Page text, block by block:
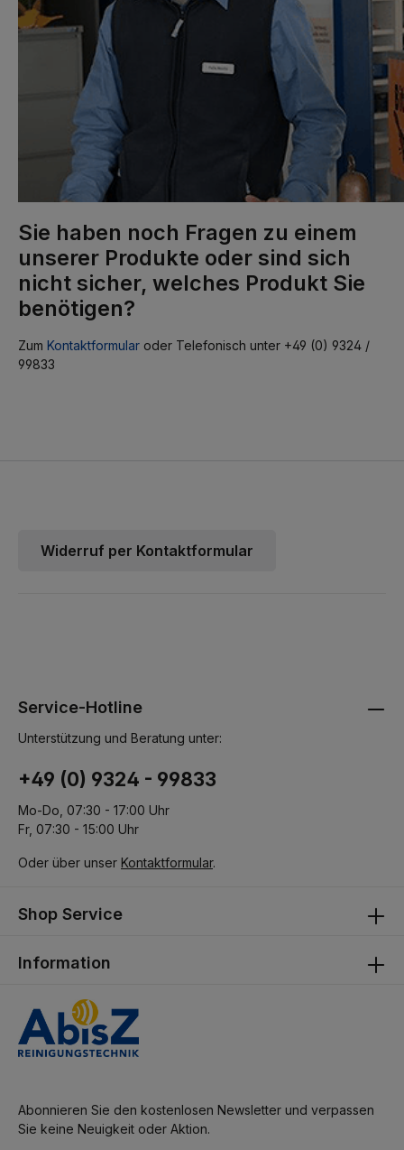
Sie haben noch Fragen zu einem
unserer Produkte oder sind sich
nicht sicher, welches Produkt Sie
benötigen?
Zum Kontaktformular oder Telefonisch unter +49 (0) 9324 /
99833
Widerruf per Kontaktformular
Abonnieren Sie den kostenlosen Newsletter und verpassen
Sie keine Neuigkeit oder Aktion.
Service-Hotline
Unterstützung und Beratung unter:
+49 (0) 9324 - 99833
Mo-Do, 07:30 - 17:00 Uhr
Fr, 07:30 - 15:00 Uhr
Oder über unser Kontaktformular.
Shop Service
Information